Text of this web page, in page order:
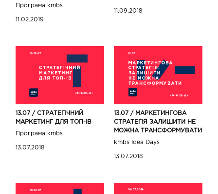
Програма kmbs
11.02.2019
11.09.2018
13.07 / СТРАТЕГІЧНИЙ
МАРКЕТИНГ ДЛЯ ТОП-ІВ
Програма kmbs
13.07.2018
13.07 / МАРКЕТИНГОВА
СТРАТЕГІЯ ЗАЛИШИТИ НЕ
МОЖНА ТРАНСФОРМУВАТИ
kmbs Idea Days
13.07.2018